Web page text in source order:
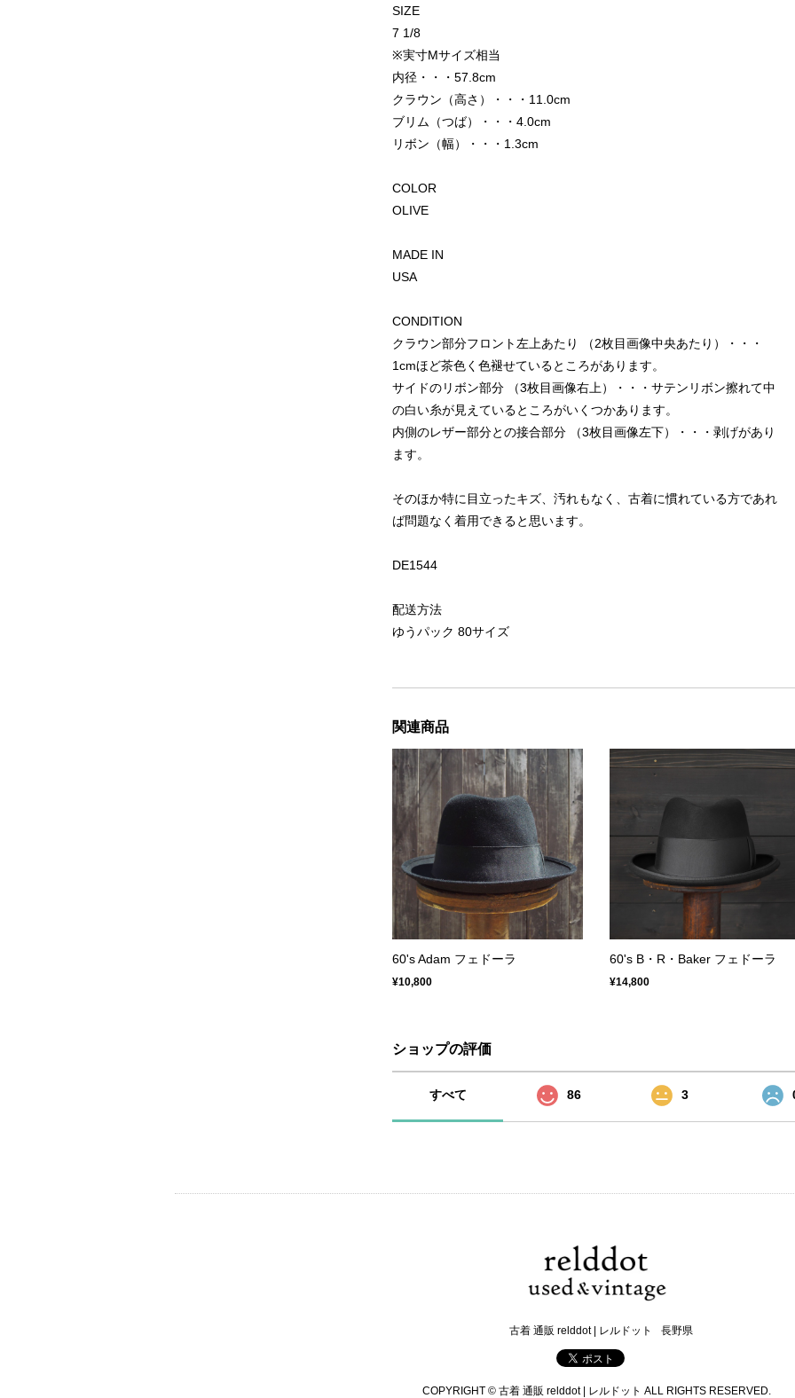
SIZE
7 1/8
※実寸Mサイズ相当
内径・・・57.8cm
クラウン（高さ）・・・11.0cm
ブリム（つば）・・・4.0cm
リボン（幅）・・・1.3cm
COLOR
OLIVE
MADE IN
USA
CONDITION
クラウン部分フロント左上あたり （2枚目画像中央あたり）・・・
1cmほど茶色く色褪せているところがあります。
サイドのリボン部分 （3枚目画像右上）・・・サテンリボン擦れて中
の白い糸が見えているところがいくつかあります。
内側のレザー部分との接合部分 （3枚目画像左下）・・・剥げがあり
ます。
そのほか特に目立ったキズ、汚れもなく、古着に慣れている方であれ
ば問題なく着用できると思います。
DE1544
配送方法
ゆうパック 80サイズ
関連商品
60's Adam フェドーラ
¥10,800
60's B・R・Baker フェドーラ
¥14,800
ショップの評価
すべて 86 3
古着 通販 relddot | レルドット 長野県
COPYRIGHT © 古着 通販 relddot | レルドット ALL RIGHTS RESERVED.